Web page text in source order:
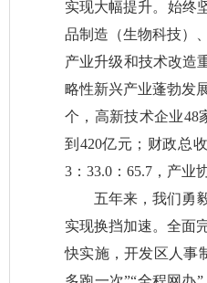
实现大幅提升。始终
品制造（生物科技）
产业升级和技术改造
略性新兴产业蓬勃发
个，高新技术企业48
到420亿元；财政总
3：33.0：65.7，产业
五年来，我们勇
实现换挡加速。全面
快实施，开发区人事